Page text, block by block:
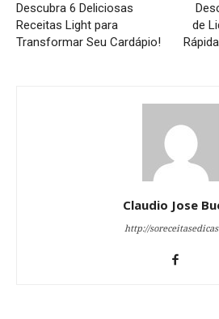
Descubra 6 Deliciosas
Receitas Light para
Transformar Seu Cardápio!
de
Claudio Jose
http://